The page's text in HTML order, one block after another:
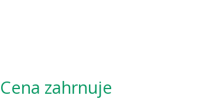
Cena zahrnuje